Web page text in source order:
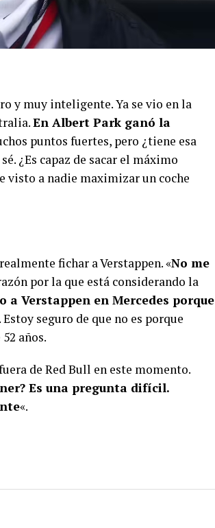
y muy inteligente. Ya se vio en la
En Albert Park ganó la
puntos fuertes, pero ¿tiene esa
¿Es capaz de sacar el máximo
visto a nadie maximizar un coche
fichar a Verstappen. «No me
por la que está considerando la
a Verstappen en Mercedes porque
. Estoy seguro de que no es porque
años.
de Red Bull en este momento.
Es una pregunta difícil.
«.